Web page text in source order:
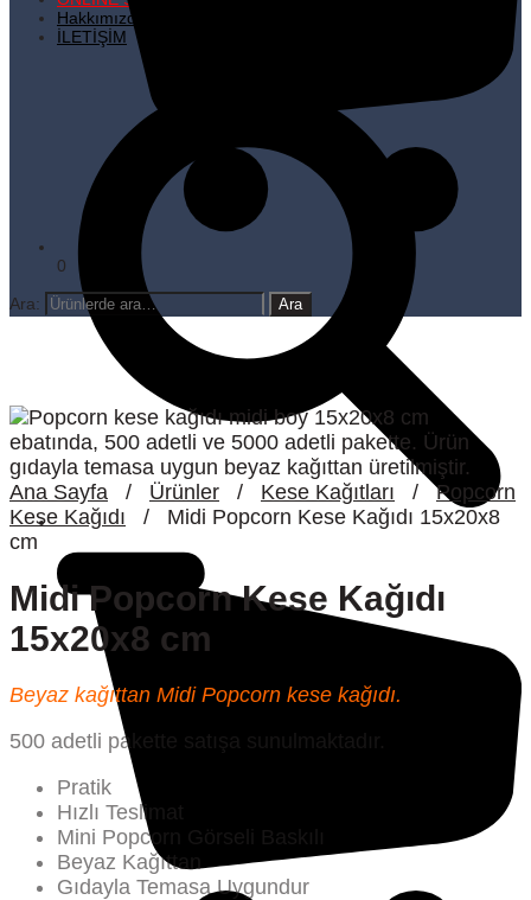
Hakkımızda
İLETİŞİM
0
Ara:
Ana Sayfa / Ürünler / Kese Kağıtları /Popcorn
Kese Kağıdı / Midi Popcorn Kese Kağıdı 15x20x8
cm
Midi Popcorn Kese Kağıdı
15x20x8 cm
Beyaz kağıttan Midi Popcorn kese kağıdı.
500 adetli pakette satışa sunulmaktadır.
Pratik
Hızlı Teslimat
Mini Popcorn Görseli Baskılı
Beyaz Kağıttan
Gıdayla Temasa Uygundur